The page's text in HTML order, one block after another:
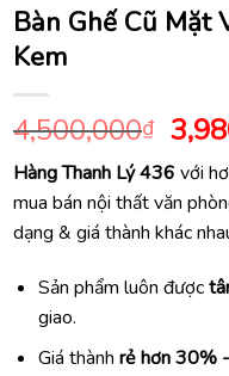
Bàn Ghế Cũ Mặt
Kem
4,500,000₫ Giá
gốc
là:
Hàng Thanh Lý 436 với
mua bán nội thất văn
dạng & giá thành khác
Sản phẩm luôn được
giao.
Giá thành rẻ hơn 30%